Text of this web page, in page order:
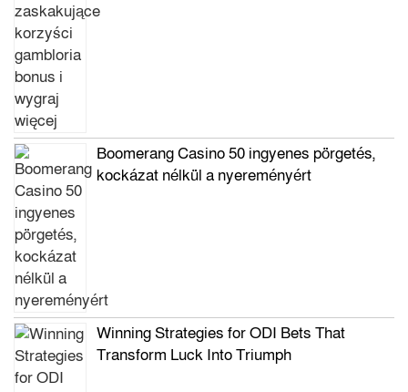
Boomerang Casino 50 ingyenes pörgetés,
kockázat nélkül a nyereményért
Winning Strategies for ODI Bets That
Transform Luck Into Triumph